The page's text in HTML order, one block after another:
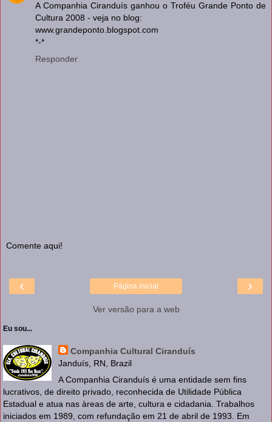
A Companhia Ciranduís ganhou o Troféu Grande Ponto de
Cultura 2008 - veja no blog:
www.grandeponto.blogspot.com
*-*
Responder
Comente aqui!
‹ ›
Página inicial
Ver versão para a web
Eu sou...
Companhia Cultural Ciranduís
Janduís, RN, Brazil
A Companhia Ciranduís é uma entidade sem fins
lucrativos, de direito privado, reconhecida de Utilidade Pública
Estadual e atua nas àreas de arte, cultura e cidadania. Trabalhos
iniciados em 1989, com refundação em 21 de abril de 1993. Em